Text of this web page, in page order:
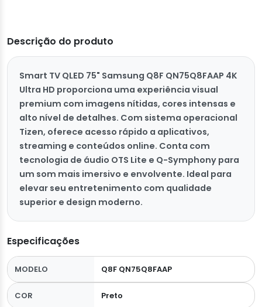
Descrição do produto
Smart TV QLED 75" Samsung Q8F QN75Q8FAAP 4K
Ultra HD proporciona uma experiência visual
premium com imagens nítidas, cores intensas e
alto nível de detalhes. Com sistema operacional
Tizen, oferece acesso rápido a aplicativos,
streaming e conteúdos online. Conta com
tecnologia de áudio OTS Lite e Q-Symphony para
um som mais imersivo e envolvente. Ideal para
elevar seu entretenimento com qualidade
superior e design moderno.
Especificações
MODELO Q8F QN75Q8FAAP
COR Preto